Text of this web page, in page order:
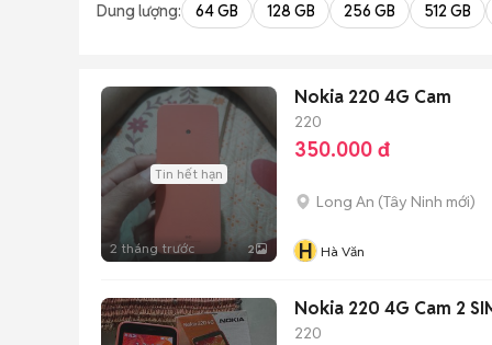
Dung lượng: 64 GB 128 GB 256 GB 512 GB
Tin hết hạn
2 tháng trước 2
Nokia 220 4G Cam
220
350.000 đ
Long An (Tây Ninh mới)
H Hà Văn
Nokia 220 4G Cam 2
220